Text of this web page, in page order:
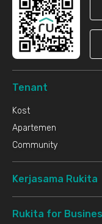
Tenant
Kost
Apartemen
Community
Kerjasama Rukita
Rukita for